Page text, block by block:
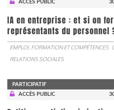
ACCÈS PUBLIC
IA en entreprise : et si on
représentants du personnel
EMPLOI, FORMATION ET COMPÉTENCES
RELATIONS SOCIALES
PARTICIPATIF
ACCÈS PUBLIC